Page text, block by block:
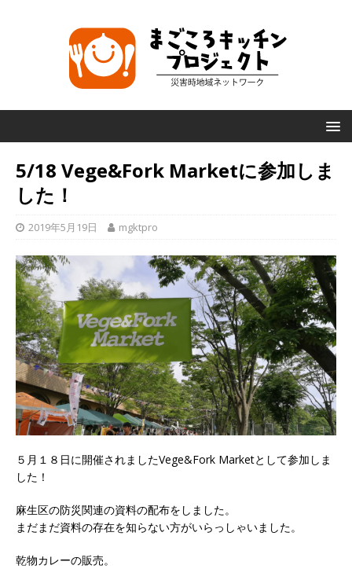
5/18 Vege&Fork Marketに参加しま
した！
2019年5月19日 mgktpro
５月１８日に開催されましたVege&Fork Marketとして参加しま
した！
麻生区の防災関連の資料の配布をしました。
まだまだ資料の存在を知らない方がいらっしゃいました。
乾物カレーの販売。